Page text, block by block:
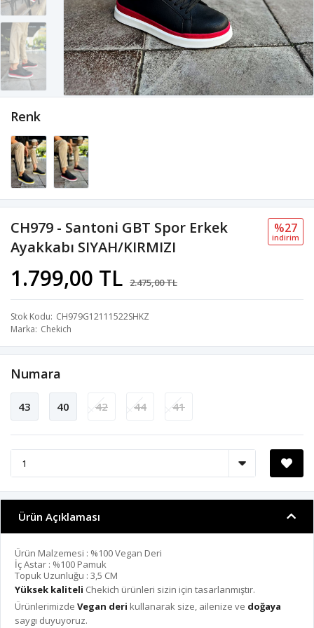
CH979 - Santoni GBT Spor Erkek
Ayakkabı SIYAH/KIRMIZI
1.799,00 TL 2.475,00 TL
%27
i̇ndi̇ri̇m
Stok Kodu CH979G12111522SHKZ
Marka Chekich
Renk
Numara
43 40 42 44 41
Ürün Açıklaması
Ürün Malzemesi : %100 Vegan Deri
İç Astar : %100 Pamuk
Topuk Uzunluğu : 3,5 CM
Yüksek kaliteli Chekich ürünleri sizin için tasarlanmıştır.
Ürünlerimizde Vegan deri kullanarak size, ailenize ve doğaya
saygı duyuyoruz.